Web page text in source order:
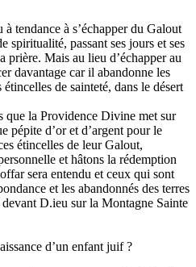
tendance à s’échapper du Galout
spiritualité, passant ses jours et ses
prière. Mais au lieu d’échapper au
davantage car il abandonne les
de sainteté, dans le désert
que la Providence Divine met sur
pépite d’or et d’argent pour le
étincelles de leur Galout,
et hâtons la rédemption
sera entendu et ceux qui sont
et les abandonnés des terres
D.ieu sur la Montagne Sainte
d’un enfant juif ?